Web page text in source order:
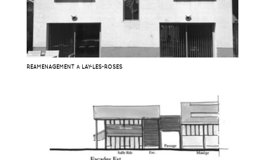
RÉAMÉNAGEMENT À LAY-LES-ROSES